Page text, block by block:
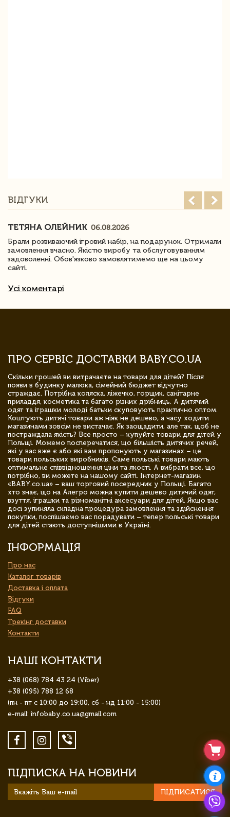
ВІДГУКИ
ТЕТЯНА ОЛЕЙНИК 06.08.2026
Брали розвиваючий ігровий набір, на подарунок. Отримали
замовлення вчасно. Якістю виробу та обслуговуванням
задоволенні. Обов'язково замовлятимемо ще на цьому
сайті.
Усі коментарі
ПРО СЕРВІС ДОСТАВКИ BABY.CO.UA
Скільки грошей ви витрачаєте на товари для дітей? Після
появи в будинку малюка, сімейний бюджет відчутно
страждає. Потрібна коляска, ліжечко, горщик, санітарне
приладдя, косметика та багато різних дрібниць. А дитячий
одяг та іграшки молоді батьки скуповують практично оптом.
Коштують дитячі товари аж ніяк не дешево, а часу ходити
магазинами зовсім не вистачає. Як заощадити, але так, щоб не
постраждала якість? Все просто – купуйте товари для дітей у
Польщі. Можемо посперечатися, що більшість дитячих речей,
які у вас вже є або які вам пропонують у магазинах – це
товари польських виробників. Саме польські товари мають
оптимальне співвідношення ціни та якості. А вибрати все, що
потрібно, ви можете на нашому сайті. Інтернет-магазин
«BABY.co.ua» – ваш торговий посередник у Польщі. Багато
хто знає, що на Алегро можна купити дешево дитячий одяг,
взуття, іграшки та різноманітні аксесуари для дітей. Якщо вас
досі зупиняла складна процедура замовлення та здійснення
покупки, поспішаємо вас порадувати – тепер польські товари
для дітей стають доступнішими в Україні.
ІНФОРМАЦІЯ
Про нас
Каталог товарів
Доставка і оплата
Відгуки
FAQ
Трекінг доставки
Контакти
НАШІ КОНТАКТИ
+38 (068) 784 43 24 (Viber)
+38 (095) 788 12 68
(пн - пт с 10:00 до 19:00, сб - нд 11:00 - 15:00)
e-mail: infobaby.co.ua@gmail.com
ПІДПИСКА НА НОВИНИ
ПІДПИСАТИСЯ